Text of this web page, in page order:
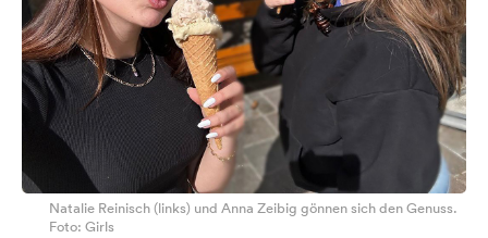
Natalie Reinisch (links) und Anna Zeibig gönnen sich den Genuss.
Foto: Girls